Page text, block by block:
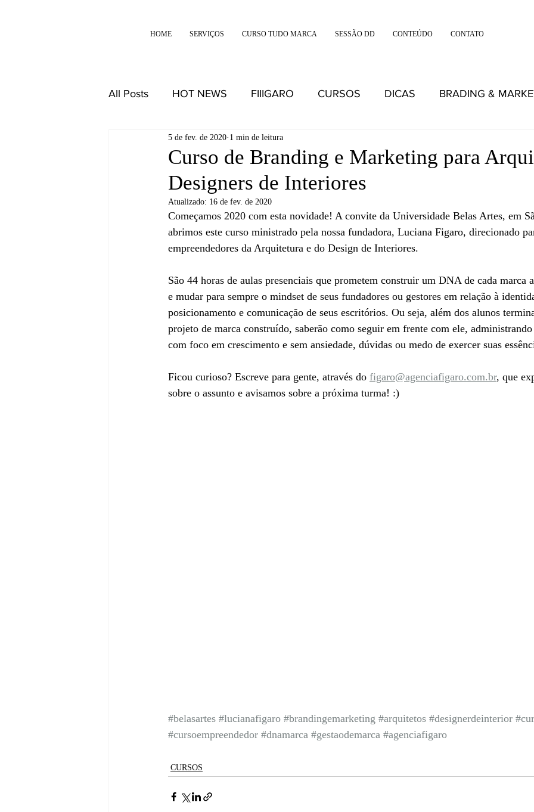
HOME SERVIÇOS CURSO TUDO MARCA SESSÃO DD CONTEÚDO CONTATO
All Posts HOT NEWS FIIIGARO CURSOS DICAS BRADING &
DESIGN REFLEXÕES
Curso de Branding e Marketing para
Designers de Interiores
5 de fev. de 2020 1 min de leitura
Atualizado: 16 de fev. de 2020
Começamos 2020 com esta novidade! A convite da Universidade Belas Artes, em
abrimos este curso ministrado pela nossa fundadora, Luciana Figaro, direcionado
empreendedores da Arquitetura e do Design de Interiores.
São 44 horas de aulas presenciais que prometem construir um DNA de cada marca
e mudar para sempre o mindset de seus fundadores ou gestores em relação à
posicionamento e comunicação de seus escritórios. Ou seja, além dos alunos
projeto de marca construído, saberão como seguir em frente com ele,
com foco em crescimento e sem ansiedade, dúvidas ou medo de exercer suas
Ficou curioso? Escreve para gente, através do figaro@agenciafigaro.com.br, que
sobre o assunto e avisamos sobre a próxima turma! :)
#belasartes #lucianafigaro #brandingemarketing #arquitetos #designerdeinterior
#cursoempreendedor #dnamarca #gestaodemarca #agenciafigaro
CURSOS